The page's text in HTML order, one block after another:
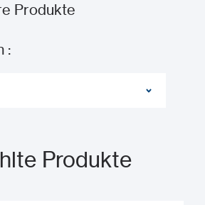
Produkte
:
Produkte